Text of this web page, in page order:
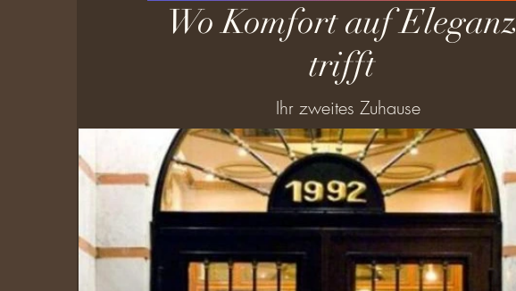
Wo Komfort auf Eleganz
trifft
Ihr zweites Zuhause